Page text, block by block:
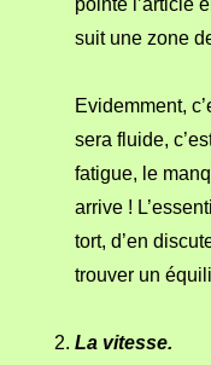
pointe l’article
suit une zone
Evidemment,
sera fluide,
fatigue, le
arrive !
tort, d’en
trouver un
La vitesse.